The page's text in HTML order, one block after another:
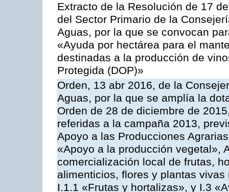
Extracto de la Resolución de 17
del Sector Primario de la
Aguas, por la que se convocan
«Ayuda por hectárea para el
destinadas a la producción de
Protegida (DOP)»
Orden, 13 abr 2016, de la
Aguas, por la que se amplía la
Orden de 28 de diciembre de
referidas a la campaña 2013,
Apoyo a las Producciones
«Apoyo a la producción vegetal»,
comercialización local de frutas,
alimenticios, flores y plantas
I.1.1 «Frutas y hortalizas», y I.3